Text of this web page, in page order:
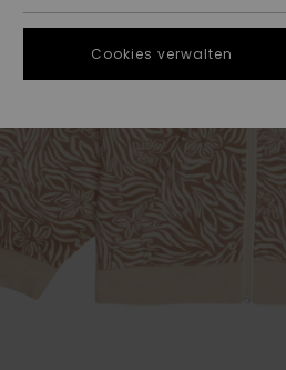
Cookies verwalten